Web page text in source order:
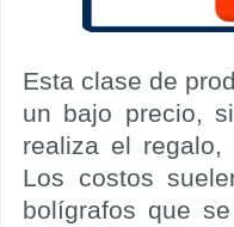
Esta clase de
un bajo precio,
realiza el regalo,
Los costos
bolígrafos que